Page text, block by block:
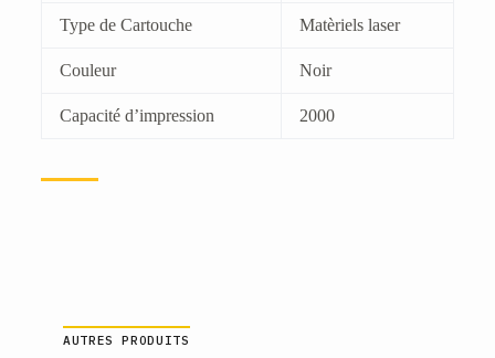
Type de Cartouche Matèriels laser
Couleur Noir
Capacité d’impression 2000
AUTRES PRODUITS